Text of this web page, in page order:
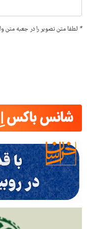
* لطفا متن تصویر را در جعبه متن